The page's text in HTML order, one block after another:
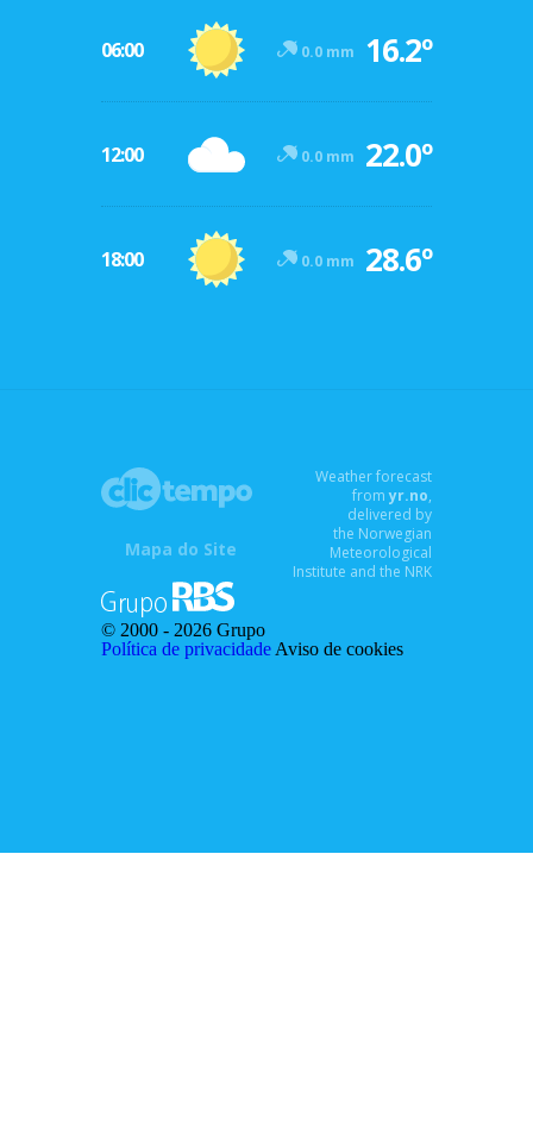
06:00 0.0 mm 16.2º
12:00 0.0 mm 22.0º
18:00 0.0 mm 28.6º
Mapa do Site
Weather forecast
fromyr.no,
delivered by
the Norwegian
Meteorological
Institute and the NRK
© 2000 - 2026 Grupo
Política de privacidade Aviso de cookies